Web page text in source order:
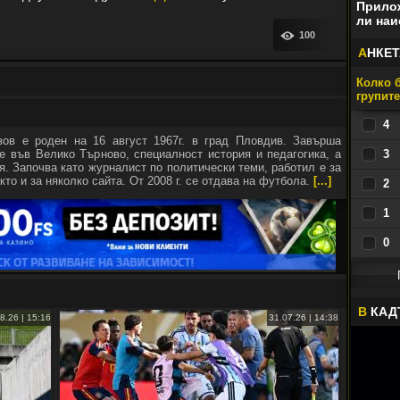
100
е роден на 16 август 1967г. в град Пловдив. Завърша
във Велико Търново, специалност история и педагогика, а
Започва като журналист по политически теми, работил е за
и за няколко сайта. От 2008 г. се отдава на футбола. [...]
| 15:16 31.07.26 | 14:38
ли
А
Колко
4
3
2
1
0
В